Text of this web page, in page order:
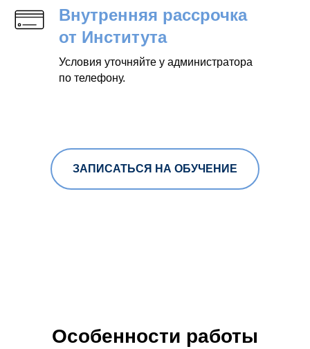
Внутренняя рассрочка
от Института
Условия уточняйте у администратора
по телефону.
ЗАПИСАТЬСЯ НА ОБУЧЕНИЕ
Особенности работы